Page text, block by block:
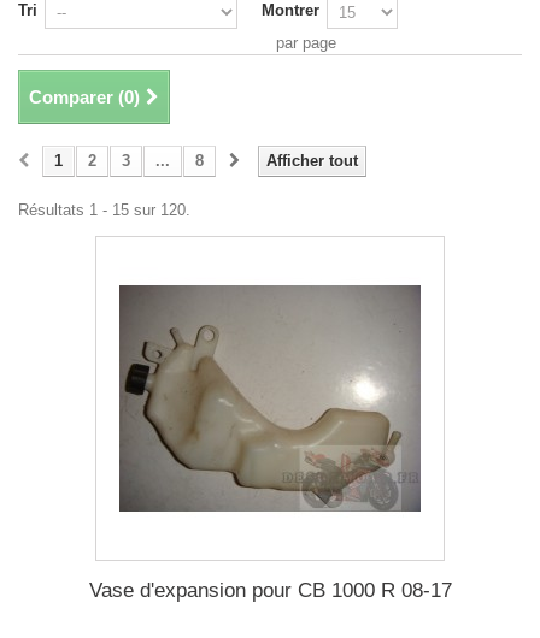
Tri
Montrer
par page
Comparer (0)
Afficher tout
1 2 3 ... 8
Résultats 1 - 15 sur 120.
Vase d'expansion pour CB 1000 R 08-17